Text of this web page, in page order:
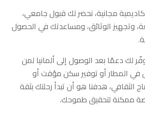
مجانية، نحضر لك قبول جامعي،
وتجهيز الوثائق، ومساعدتك في الحصول
لك دعمًا بعد الوصول إلى ألمانيا لمن
في المطار أو توفير سكن مؤقت أو
الثقافي، هدفنا هو أن تبدأ رحلتك بثقة
ممكنة لتحقيق طموحك.